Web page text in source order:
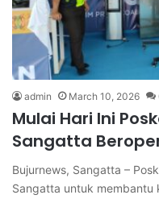
admin March 10, 2026
Mulai Hari Ini
Sangatta
Bujurnews, Sangatta –
Sangatta untuk membantu